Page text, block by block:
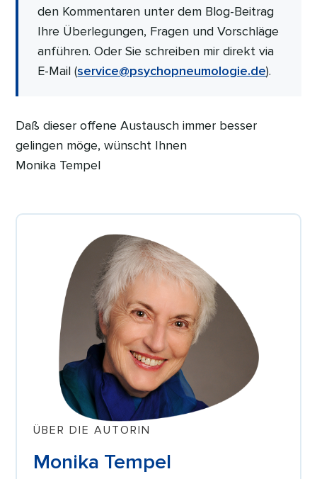
den Kommentaren unter dem Blog-Beitrag
Ihre Überlegungen, Fragen und Vorschläge
anführen. Oder Sie schreiben mir direkt via
E-Mail (service@psychopneumologie.de).
Daß dieser offene Austausch immer besser
gelingen möge, wünscht Ihnen
Monika Tempel
ÜBER DIE AUTORIN
Monika Tempel